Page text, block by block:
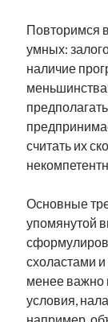
Повторимся
умных:
наличие
считать их
Основные
упомянутой
схоластами
менее важно
условия,